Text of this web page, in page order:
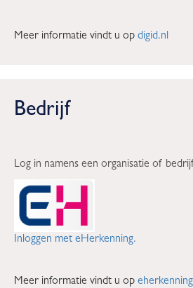
Meer informatie vindt u op digid.nl
Bedrijf
Log in namens een organisatie of
Inloggen met eHerkenning.
Meer informatie vindt u op